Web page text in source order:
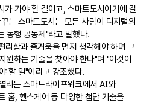
가 가야 할 길이고, 스마트도시이기에 갈
는 스마트도시는 모든 사람이 디지털의
동행 공동체"라고 말했다.
리함과 즐거움을 먼저 생각해야 하며 그
원하는 기술을 찾아야 한다"며 "이것이
할 일"이라고 강조했다.
리는 스마트라이프위크에서 AI와
홈, 헬스케어 등 다양한 첨단 기술을